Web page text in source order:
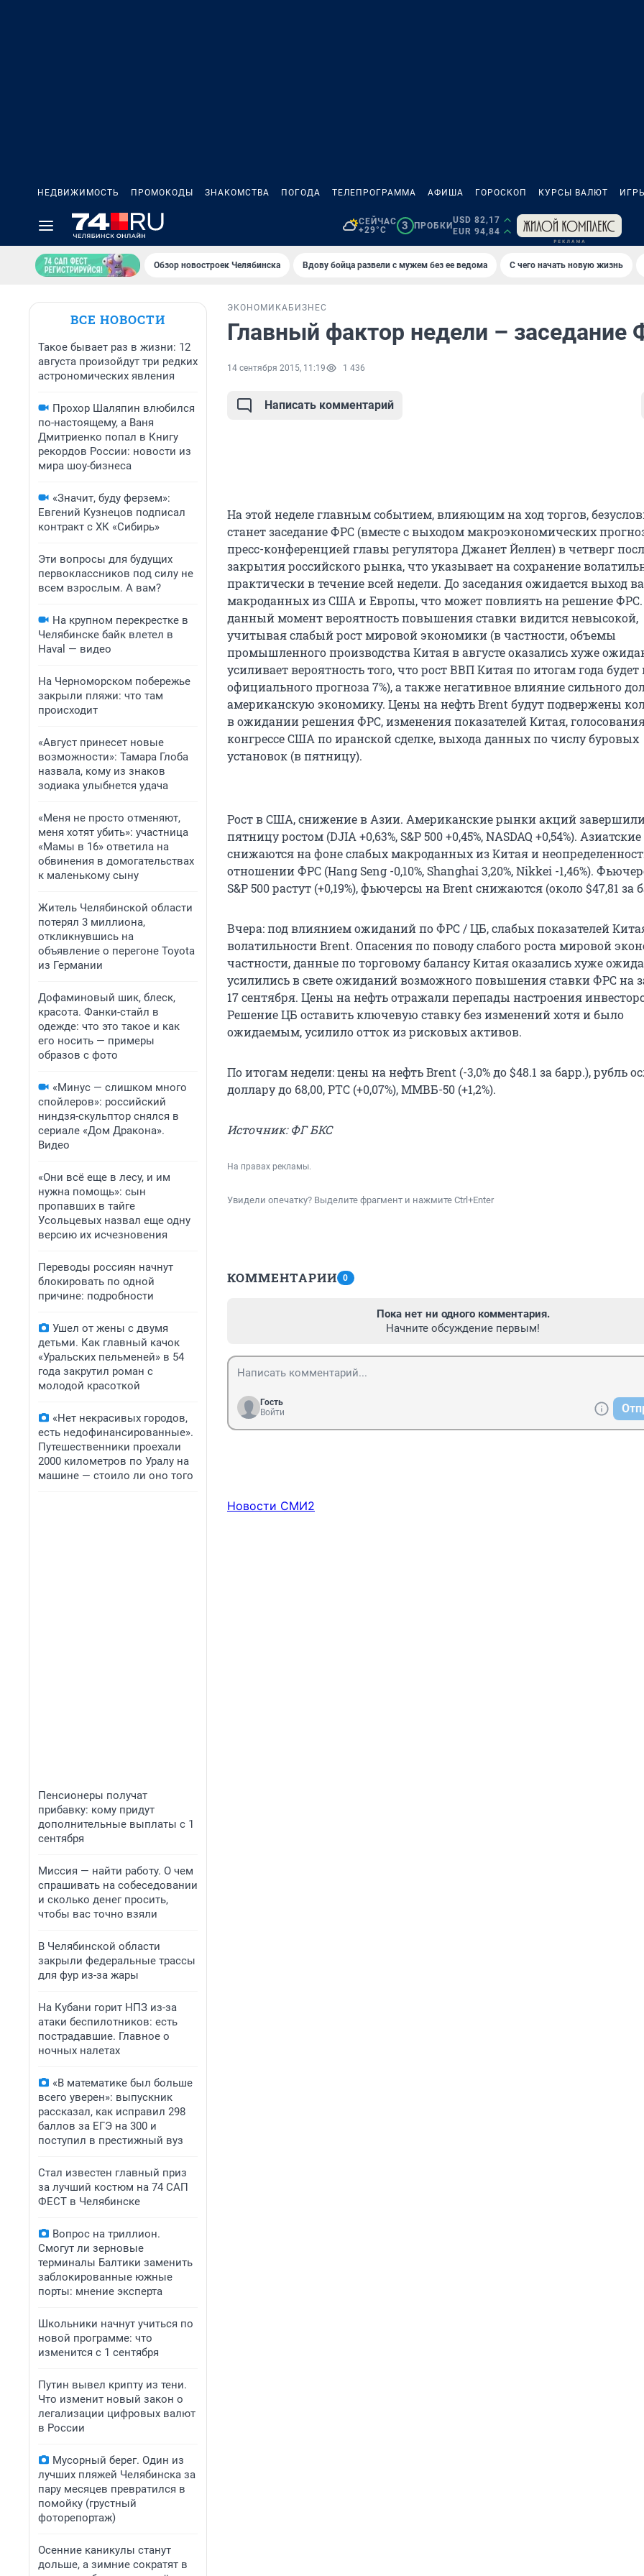
НЕДВИЖИМОСТЬ ПРОМОКОДЫ ЗНАКОМСТВА ПОГОДА ТЕЛЕПРОГРАММА АФИША ГОРОСКОП КУРСЫ ВАЛЮТ ИГРЫ
СЕЙЧАС
+29°C
3 ПРОБКИ
USD 82,17
EUR 94,84
Обзор новостроек Челябинска Вдову бойца развели с мужем без ее ведома С чего начать новую жизнь
ВСЕ НОВОСТИ
Такое бывает раз в жизни: 12
августа произойдут три редких
астрономических явления
Прохор Шаляпин влюбился
по-настоящему, а Ваня
Дмитриенко попал в Книгу
рекордов России: новости из
мира шоу-бизнеса
«Значит, буду ферзем»:
Евгений Кузнецов подписал
контракт с ХК «Сибирь»
Эти вопросы для будущих
первоклассников под силу не
всем взрослым. А вам?
На крупном перекрестке в
Челябинске байк влетел в
Haval — видео
На Черноморском побережье
закрыли пляжи: что там
происходит
«Август принесет новые
возможности»: Тамара Глоба
назвала, кому из знаков
зодиака улыбнется удача
«Меня не просто отменяют,
меня хотят убить»: участница
«Мамы в 16» ответила на
обвинения в домогательствах
к маленькому сыну
Житель Челябинской области
потерял 3 миллиона,
откликнувшись на
объявление о перегоне Toyota
из Германии
Дофаминовый шик, блеск,
красота. Фанки-стайл в
одежде: что это такое и как
его носить — примеры
образов с фото
«Минус — слишком много
спойлеров»: российский
ниндзя-скульптор снялся в
сериале «Дом Дракона».
Видео
«Они всё еще в лесу, и им
нужна помощь»: сын
пропавших в тайге
Усольцевых назвал еще одну
версию их исчезновения
Переводы россиян начнут
блокировать по одной
причине: подробности
Ушел от жены с двумя
детьми. Как главный качок
«Уральских пельменей» в 54
года закрутил роман с
молодой красоткой
«Нет некрасивых городов,
есть недофинансированные».
Путешественники проехали
2000 километров по Уралу на
машине — стоило ли оно того
Пенсионеры получат
прибавку: кому придут
дополнительные выплаты с 1
сентября
Миссия — найти работу. О чем
спрашивать на собеседовании
и сколько денег просить,
чтобы вас точно взяли
В Челябинской области
закрыли федеральные трассы
для фур из-за жары
На Кубани горит НПЗ из-за
атаки беспилотников: есть
пострадавшие. Главное о
ночных налетах
«В математике был больше
всего уверен»: выпускник
рассказал, как исправил 298
баллов за ЕГЭ на 300 и
поступил в престижный вуз
Стал известен главный приз
за лучший костюм на 74 САП
ФЕСТ в Челябинске
Вопрос на триллион.
Смогут ли зерновые
терминалы Балтики заменить
заблокированные южные
порты: мнение эксперта
Школьники начнут учиться по
новой программе: что
изменится с 1 сентября
Путин вывел крипту из тени.
Что изменит новый закон о
легализации цифровых валют
в России
Мусорный берег. Один из
лучших пляжей Челябинска за
пару месяцев превратился в
помойку (грустный
фоторепортаж)
Осенние каникулы станут
дольше, а зимние сократят в
ЭКОНОМИКА БИЗНЕС
Главный фактор недели – заседание
14 сентября 2015, 11:19 1 436
Написать комментарий
На этой неделе главным событием, влияющим на ход торгов,
станет заседание ФРС (вместе с выходом макроэкономических
пресс-конференцией главы регулятора Джанет Йеллен) в четверг
закрытия российского рынка, что указывает на сохранение
практически в течение всей недели. До заседания ожидается выход
макроданных из США и Европы, что может повлиять на решение
данный момент вероятность повышения ставки видится невысокой,
учитывая слабый рост мировой экономики (в частности, объемы
промышленного производства Китая в августе оказались хуже
усиливает вероятность того, что рост ВВП Китая по итогам года
официального прогноза 7%), а также негативное влияние сильного
американскую экономику. Цены на нефть Brent будут подвержены
в ожидании решения ФРС, изменения показателей Китая,
конгрессе США по иранской сделке, выхода данных по числу буровых
установок (в пятницу).
Рост в США, снижение в Азии. Американские рынки акций
пятницу ростом (DJIA +0,63%, S&P 500 +0,45%, NASDAQ +0,54%).
снижаются на фоне слабых макроданных из Китая и
отношении ФРС (Hang Seng -0,10%, Shanghai 3,20%, Nikkei -1,46%).
S&P 500 растут (+0,19%), фьючерсы на Brent снижаются (около $47,81 за
Вчера: под влиянием ожиданий по ФРС / ЦБ, слабых показателей
волатильности Brent. Опасения по поводу слабого роста мировой
частности, данные по торговому балансу Китая оказались хуже
усилились в свете ожиданий возможного повышения ставки ФРС на
17 сентября. Цены на нефть отражали перепады настроения
Решение ЦБ оставить ключевую ставку без изменений хотя и было
ожидаемым, усилило отток из рисковых активов.
По итогам недели: цены на нефть Brent (-3,0% до $48.1 за барр.), рубль
доллару до 68,00, РТС (+0,07%), ММВБ-50 (+1,2%).
Источник: ФГ БКС
На правах рекламы.
Увидели опечатку? Выделите фрагмент и нажмите Ctrl+Enter
КОММЕНТАРИИ 0
Пока нет ни одного комментария.
Начните обсуждение первым!
Гость
Войти
Новости СМИ2